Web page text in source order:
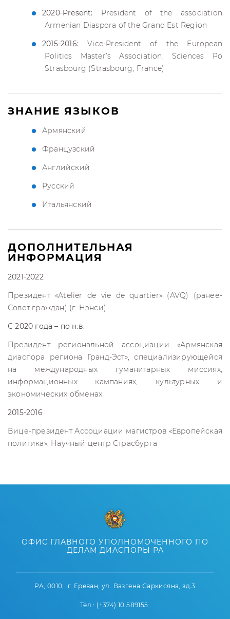
2020-Present: President of the association
Armenian Diaspora of the Grand Est Region
2015-2016:Vice-President of the European
Politics Master’s Association, Sciences Po
Strasbourg (Strasbourg, France)
ЗНАНИЕ ЯЗЫКОВ
Армянский
Французский
Английский
Русский
Итальянский
ДОПОЛНИТЕЛЬНАЯ
ИНФОРМАЦИЯ
2021-2022
Президент «Atelier de vie de quartier» (AVQ) (ранее-
Совет граждан) (г. Нэнси)
С 2020 года – по н.в.
Президент региональной ассоциации «Армянская
диаспора региона Гранд-Эст», специализирующейся
на международных гуманитарных миссиях,
информационных кампаниях, культурных и
экономических обменах.
2015-2016
Вице-президент Ассоциации магистров «Европейская
политика», Научный центр Страсбурга
ОФИС ГЛАВНОГО УПОЛНОМОЧЕННОГО ПО
ДЕЛАМ ДИАСПОРЫ РА
РА, 0010, г. Ереван, ул. Вазгена Саркисяна, зд.3
Тел.: (+374) 10 589155